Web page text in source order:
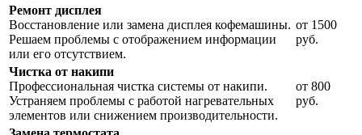
Ремонт дисплея
Восстановление или замена дисплея кофемашины.
Решаем проблемы с отображением информации
или его отсутствием.
от 1500
руб.
Чистка от накипи
Профессиональная чистка системы от накипи.
Устраняем проблемы с работой нагревательных
элементов или снижением производительности.
от 800
руб.